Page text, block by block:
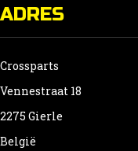
ADRES
Crossparts
Vennestraat 18
2275 Gierle
België